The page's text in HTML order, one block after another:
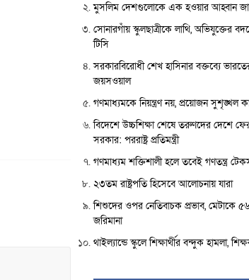
মুসলিম দেশগুলোকে এক হওয়ার আহ্বান
সোনারগাঁয় স্কুলছাত্রীকে লাথি, অভিযুক্তের
টিসি
সরকারবিরোধী শেখ হাসিনার বক্তব্যে
জয়সওয়াল
গণমাধ্যমকে নিয়ন্ত্রণ নয়, প্রয়োজন সুশৃঙ্খল
বিদেশে উচ্চশিক্ষা শেষে তরুণদের দেশে
সরকার: পররাষ্ট্র প্রতিমন্ত্রী
গণমাধ্যম শক্তিশালী হলে তবেই গণতন্ত্র
২৩তম রাষ্ট্রপতি হিসেবে আলোচনায় যারা
শিশুদের ওপর নেতিবাচক প্রভাব, মেটাকে
জরিমানা
থাইল্যান্ডে স্কুলে শিক্ষার্থীর বন্দুক হামলা,